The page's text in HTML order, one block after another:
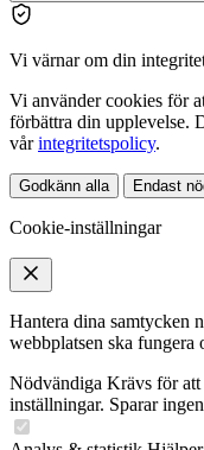
Vi värnar om din
Vi använder cookies för
förbättra din upplevelse.
vårintegritetspolicy.
Godkänn alla Endast
Cookie-inställningar
Hantera dina samtycken
webbplatsen ska fungera
Nödvändiga Krävs för att
inställningar. Sparar